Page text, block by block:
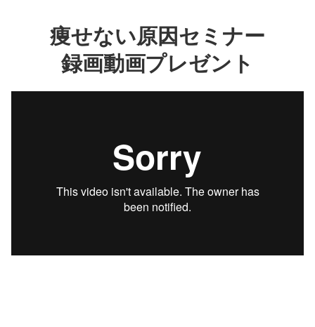
痩せない原因セミナー
録画動画プレゼント